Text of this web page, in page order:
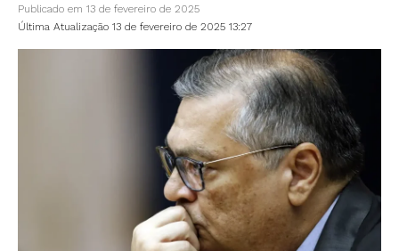
Última Atualização 13 de fevereiro de 2025 13:27
Publicado em 13 de fevereiro de 2025